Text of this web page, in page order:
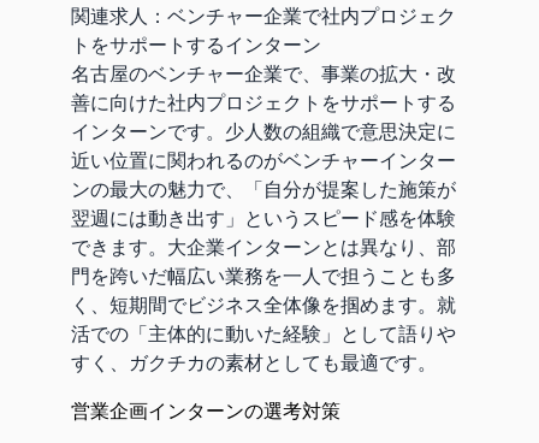
関連求人： ベンチャー企業で社内プロジェク
トをサポートするインターン
名古屋のベンチャー企業で、事業の拡大・改
善に向けた社内プロジェクトをサポートする
インターンです。少人数の組織で意思決定に
近い位置に関われるのがベンチャーインター
ンの最大の魅力で、「自分が提案した施策が
翌週には動き出す」というスピード感を体験
できます。大企業インターンとは異なり、部
門を跨いだ幅広い業務を一人で担うことも多
く、短期間でビジネス全体像を掴めます。就
活での「主体的に動いた経験」として語りや
すく、ガクチカの素材としても最適です。
営業企画インターンの選考対策